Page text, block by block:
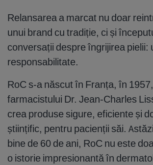
Relansarea a marcat nu doar
unui brand cu tradiție, ci și
conversații despre îngrijirea pielii:
responsabilitate.
RoC s-a născut în Franța, în
farmacistului Dr. Jean-Charles
crea produse sigure, eficiente și
științific, pentru pacienții săi.
bine de 60 de ani, RoC nu este
o istorie impresionantă în